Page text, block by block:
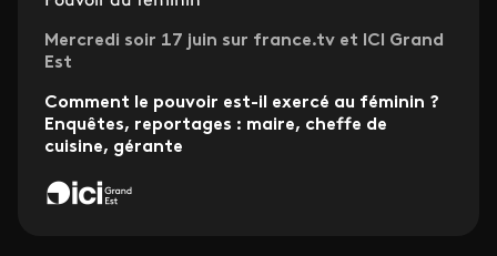
Mercredi soir 17 juin sur france.tv et ICI Grand
Est
Comment le pouvoir est-il exercé au féminin ?
Enquêtes, reportages : maire, cheffe de
cuisine, gérante